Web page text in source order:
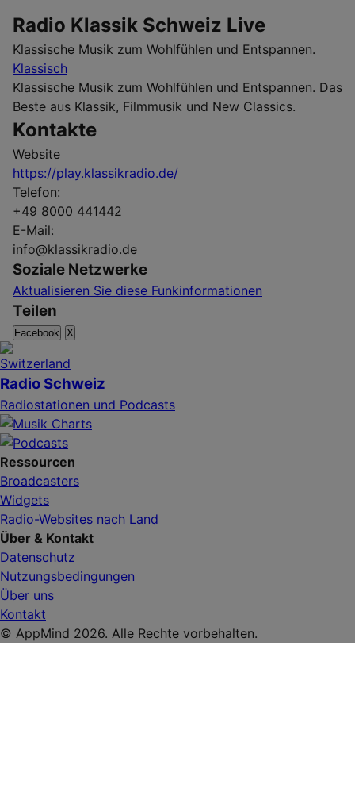
Radio Klassik Schweiz Live
Klassische Musik zum Wohlfühlen und Entspannen.
Klassisch
Klassische Musik zum Wohlfühlen und Entspannen. Das
Beste aus Klassik, Filmmusik und New Classics.
Kontakte
Website
https://play.klassikradio.de/
Telefon:
+49 8000 441442
E-Mail:
info@klassikradio.de
Soziale Netzwerke
Aktualisieren Sie diese Funkinformationen
Teilen
Facebook X
Radio Schweiz
Radiostationen und Podcasts
Ressourcen
Broadcasters
Widgets
Radio-Websites nach Land
Über & Kontakt
Datenschutz
Nutzungsbedingungen
Über uns
Kontakt
© AppMind 2026. Alle Rechte vorbehalten.